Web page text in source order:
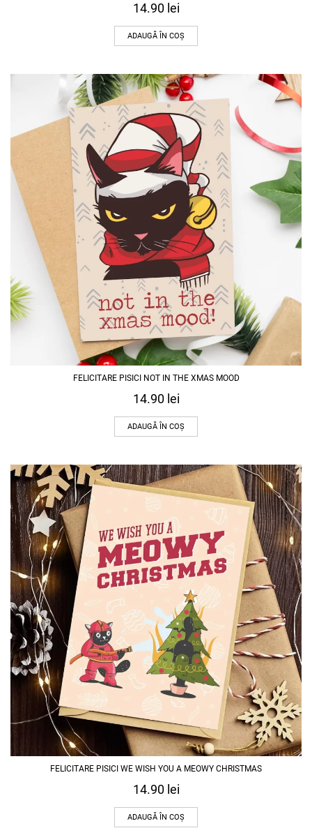
14.90 lei
ADAUGĂ ÎN COȘ
FELICITARE PISICI NOT IN THE XMAS MOOD
14.90 lei
ADAUGĂ ÎN COȘ
FELICITARE PISICI WE WISH YOU A MEOWY CHRISTMAS
14.90 lei
ADAUGĂ ÎN COȘ